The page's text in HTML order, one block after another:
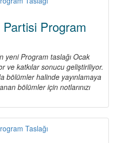
Program
yeni Program taslağı Ocak
ve katkılar sonucu geliştiriliyor.
bölümler halinde yayınlamaya
bölümler için notlarınızı